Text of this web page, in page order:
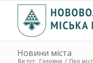
Новини міста
Ви тут: Головна / Про